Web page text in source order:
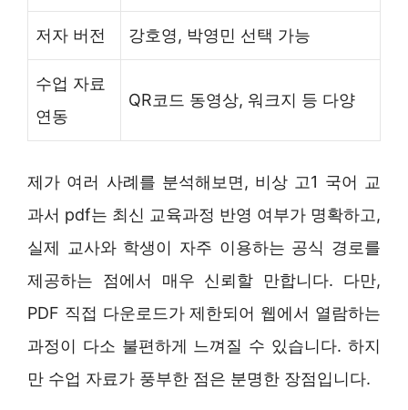
저자 버전 강호영, 박영민 선택 가능
수업 자료
연동
QR코드 동영상, 워크지 등 다양
제가 여러 사례를 분석해보면, 비상 고1 국어 교
과서 pdf는 최신 교육과정 반영 여부가 명확하고,
실제 교사와 학생이 자주 이용하는 공식 경로를
제공하는 점에서 매우 신뢰할 만합니다. 다만,
PDF 직접 다운로드가 제한되어 웹에서 열람하는
과정이 다소 불편하게 느껴질 수 있습니다. 하지
만 수업 자료가 풍부한 점은 분명한 장점입니다.